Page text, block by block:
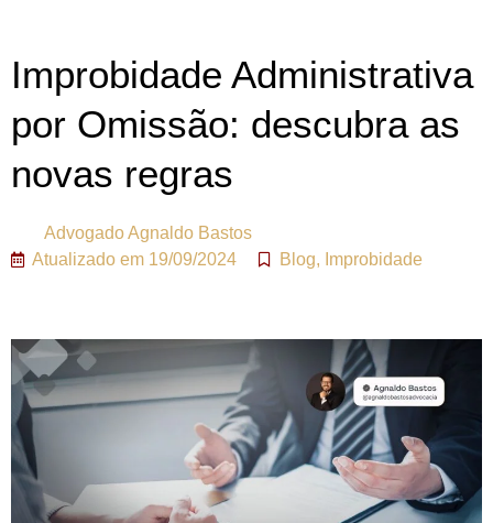
Improbidade Administrativa
por Omissão: descubra as
novas regras
AdvogadoAgnaldo Bastos
Atualizado em 19/09/2024 Blog, Improbidade